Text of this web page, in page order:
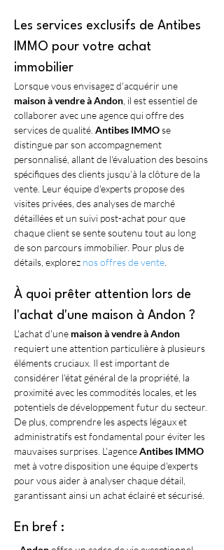
Les services exclusifs de Antibes
IMMO pour votre achat
immobilier
Lorsque vous envisagez d'acquérir une
maison à vendre à Andon , il est essentiel de
collaborer avec une agence qui offre des
services de qualité. Antibes IMMO se
distingue par son accompagnement
personnalisé, allant de l'évaluation des besoins
spécifiques des clients jusqu’à la clôture de la
vente. Leur équipe d'experts propose des
visites privées, des analyses de marché
détaillées et un suivi post-achat pour que
chaque client se sente soutenu tout au long
de son parcours immobilier. Pour plus de
détails, explorez nos offres de vente
À quoi prêter attention lors de
l'achat d'une maison à Andon ?
L'achat d'une maison à vendre à Andon
requiert une attention particulière à plusieurs
éléments cruciaux. Il est important de
considérer l'état général de la propriété, la
proximité avec les commodités locales, et les
potentiels de développement futur du secteur.
De plus, comprendre les aspects légaux et
administratifs est fondamental pour éviter les
mauvaises surprises. L'agence Antibes IMMO
met à votre disposition une équipe d'experts
pour vous aider à analyser chaque détail,
garantissant ainsi un achat éclairé et sécurisé.
En bref :